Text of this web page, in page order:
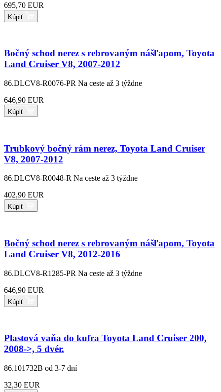
695,70 EUR
Kúpiť
Bočný schod nerez s rebrovaným nášľapom, Toyota
Land Cruiser V8, 2007-2012
86.DLCV8-R0076-PR Na ceste až 3 týždne
646,90 EUR
Kúpiť
Trubkový bočný rám nerez, Toyota Land Cruiser
V8, 2007-2012
86.DLCV8-R0048-R Na ceste až 3 týždne
402,90 EUR
Kúpiť
Bočný schod nerez s rebrovaným nášľapom, Toyota
Land Cruiser V8, 2012-2016
86.DLCV8-R1285-PR Na ceste až 3 týždne
646,90 EUR
Kúpiť
Plastová vaňa do kufra Toyota Land Cruiser 200,
2008->, 5 dvér.
86.101732B od 3-7 dní
32,30 EUR